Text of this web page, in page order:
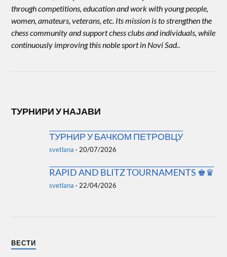
through competitions, education and work with young people,
women, amateurs, veterans, etc. Its mission is to strengthen the
chess community and support chess clubs and individuals, while
continuously improving this noble sport in Novi Sad..
ТУРНИРИ У НАЈАВИ
ТУРНИР У БАЧКОМ ПЕТРОВЦУ
svetlana · 20/07/2026
RAPID AND BLITZ TOURNAMENTS ♚♛
svetlana · 22/04/2026
ВЕСТИ